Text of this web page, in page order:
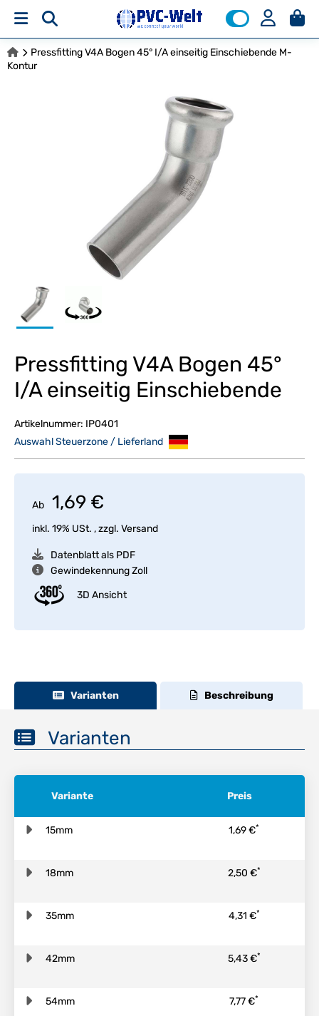
Pressfitting V4A Bogen 45° I/A einseitig Einschiebende M-
Kontur
Pressfitting V4A Bogen 45°
I/A einseitig Einschiebende
Artikelnummer: IP0401
Auswahl Steuerzone / Lieferland
Ab 1,69 €
inkl. 19% USt. , zzgl. Versand
Datenblatt als PDF
Gewindekennung Zoll
3D Ansicht
Varianten Beschreibung
Varianten
Variante Preis
15mm 1,69 €*
18mm 2,50 €*
35mm 4,31 €*
42mm 5,43 €*
54mm 7,77 €*